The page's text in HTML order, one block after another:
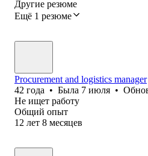
Другие резюме
Ещё 1 резюме
Procurement and logistics manager
42 года • Была 7 июля •
Не ищет работу
Общий опыт
12 лет 8 месяцев